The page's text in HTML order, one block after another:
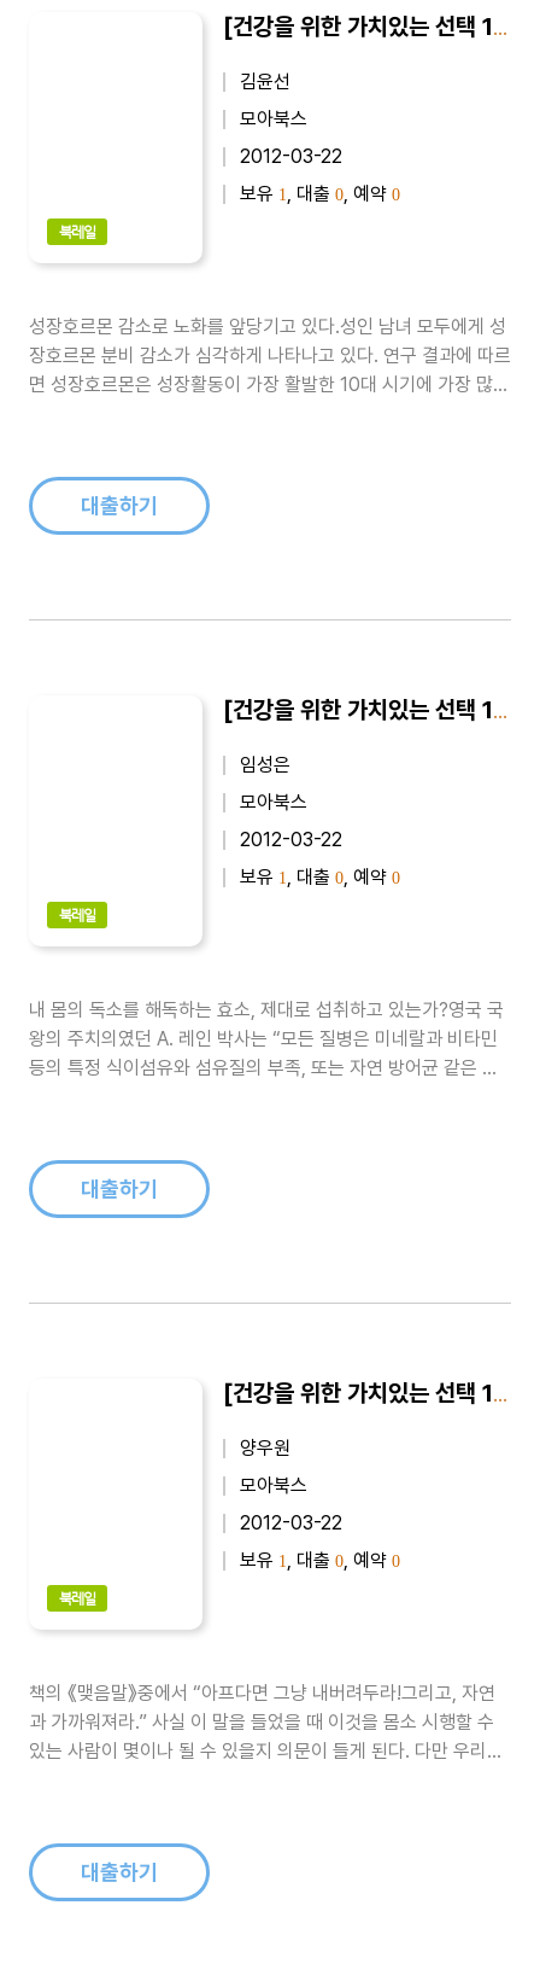
북레일
[건강을 위한 가치있는 선택 13] 석류, 내 몸을 살린다
김윤선
모아북스
2012-03-22
보유 1 , 대출 0 , 예약 0
성장호르몬 감소로 노화를 앞당기고 있다.성인 남녀 모두에게 성
장호르몬 분비 감소가 심각하게 나타나고 있다. 연구 결과에 따르
면 성장호르몬은 성장활동이 가장 활발한 10대 시기에 가장 많이
60대가 ..대출하기
북레일
[건강을 위한 가치있는 선택 14] 효소, 내 몸을 살린다
임성은
모아북스
2012-03-22
보유 1 , 대출 0 , 예약 0
내 몸의 독소를 해독하는 효소, 제대로 섭취하고 있는가?영국 국
왕의 주치의였던 A. 레인 박사는 “모든 질병은 미네랄과 비타민
등의 특정 식이섬유와 섬유질의 부족, 또는 자연 방어균 같은 생
다. 또한 저명..
대출하기
북레일
[건강을 위한 가치있는 선택 15] 호전반응, 내 몸을 살린다
양우원
모아북스
2012-03-22
보유 1 , 대출 0 , 예약 0
책의 《맺음말》중에서 “아프다면 그냥 내버려두라!그리고, 자연
과 가까워져라.” 사실 이 말을 들었을 때 이것을 몸소 시행할 수
있는 사람이 몇이나 될 수 있을지 의문이 들게 된다. 다만 우리는
대출하기